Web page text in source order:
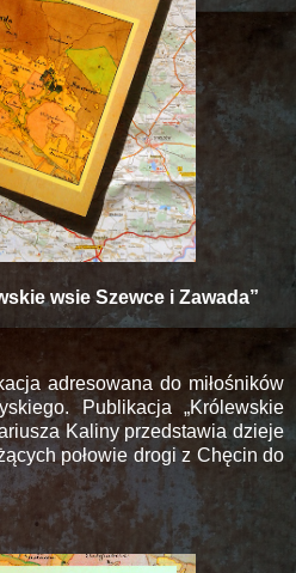
wsie Szewce i Zawada”
adresowana do miłośników
Publikacja „Królewskie
Kaliny przedstawia dzieje
połowie drogi z Chęcin do